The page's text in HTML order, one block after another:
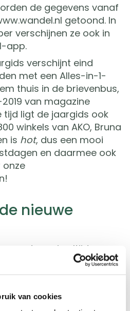
van cookies
de gegevens vanaf
getoond. In
verschijnen ze ook in
app.
verschijnt eind
met een Alles-in-1-
thuis in de brievenbus,
van magazine
tijd ligt de jaargids ook
winkels van AKO, Bruna
is hot, dus een mooi
en daarmee ook
nieuwe
systeem is altijd even
we tochtcoördinatoren
om de gegevens van
Zodra de nieuwe